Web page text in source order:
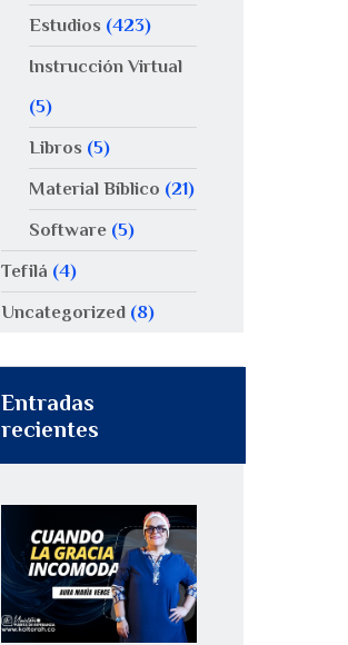
Estudios (423)
Instrucción Virtual
(5)
Libros (5)
Material Bíblico (21)
Software(5)
Tefilá (4)
Uncategorized (8)
Entradas
recientes